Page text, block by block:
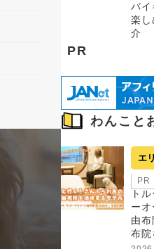
バイ
楽し
介
PR
わんこと
エ
PR
ト
ーオ
由
布院